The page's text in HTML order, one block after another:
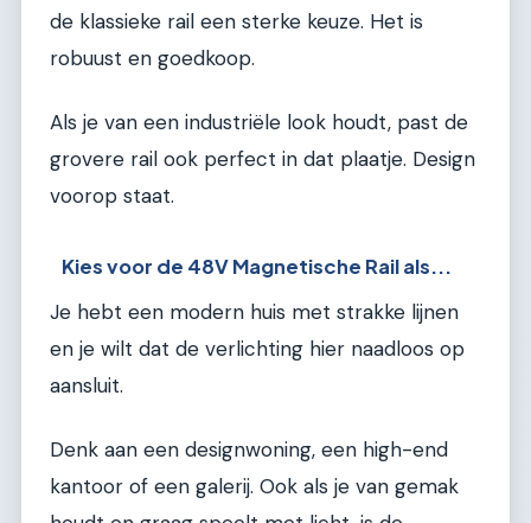
de klassieke rail een sterke keuze. Het is
robuust en goedkoop.
Als je van een industriële look houdt, past de
grovere rail ook perfect in dat plaatje. Design
voorop staat.
Kies voor de 48V Magnetische Rail als...
Je hebt een modern huis met strakke lijnen
en je wilt dat de verlichting hier naadloos op
aansluit.
Denk aan een designwoning, een high-end
kantoor of een galerij. Ook als je van gemak